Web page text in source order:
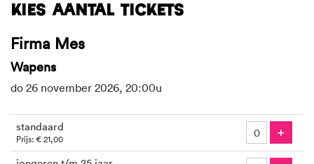
Kies aantal tickets
Firma Mes
Wapens
do 26 november 2026, 20:00u
Aantal
standaard
Prijs: € 21,00 +